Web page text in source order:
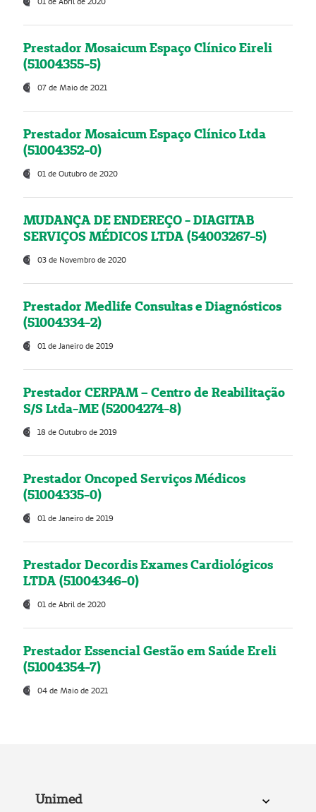
Prestador Mosaicum Espaço Clínico Eireli
(51004355-5)
07 de Maio de 2021
Prestador Mosaicum Espaço Clínico Ltda
(51004352-0)
01 de Outubro de 2020
MUDANÇA DE ENDEREÇO - DIAGITAB
SERVIÇOS MÉDICOS LTDA (54003267-5)
03 de Novembro de 2020
Prestador Medlife Consultas e Diagnósticos
(51004334-2)
01 de Janeiro de 2019
Prestador CERPAM – Centro de Reabilitação
S/S Ltda-ME (52004274-8)
18 de Outubro de 2019
Prestador Oncoped Serviços Médicos
(51004335-0)
01 de Janeiro de 2019
Prestador Decordis Exames Cardiológicos
LTDA (51004346-0)
01 de Abril de 2020
Prestador Essencial Gestão em Saúde Ereli
(51004354-7)
04 de Maio de 2021
Unimed